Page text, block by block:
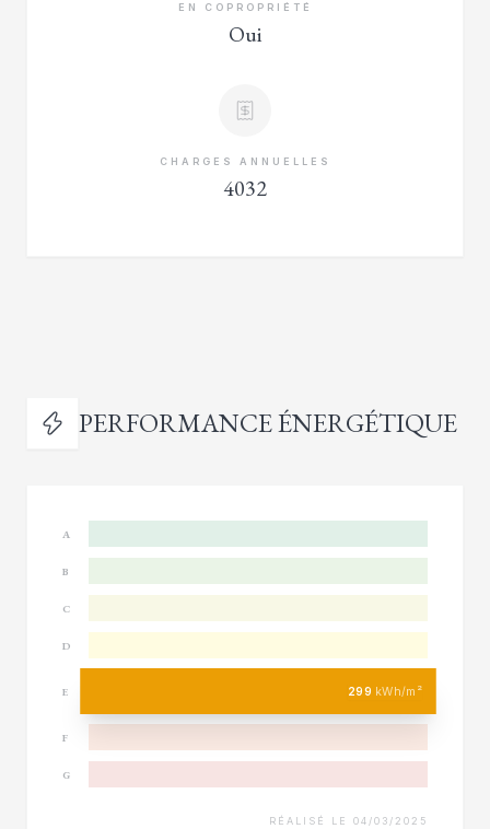
EN COPROPRIÉTÉ
Oui
CHARGES ANNUELLES
4032
PERFORMANCE ÉNERGÉTIQUE
A
B
C
D
E 299 kWh/m²
F
G
RÉALISÉ LE 04/03/2025